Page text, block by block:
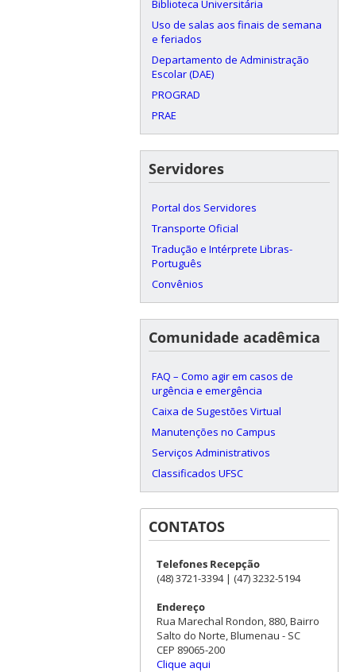
Biblioteca Universitária
Uso de salas aos finais de semana
e feriados
Departamento de Administração
Escolar (DAE)
PROGRAD
PRAE
Servidores
Portal dos Servidores
Transporte Oficial
Tradução e Intérprete Libras-
Português
Convênios
Comunidade acadêmica
FAQ – Como agir em casos de
urgência e emergência
Caixa de Sugestões Virtual
Manutenções no Campus
Serviços Administrativos
Classificados UFSC
CONTATOS
Telefones Recepção
(48) 3721-3394 | (47) 3232-5194
Endereço
Rua Marechal Rondon, 880, Bairro
Salto do Norte, Blumenau - SC
CEP 89065-200
Clique aqui